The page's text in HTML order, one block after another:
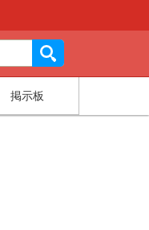
掲示板